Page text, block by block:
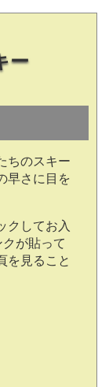
ー
ちのスキー
早さに目を
クしてお入
が貼って
を見ること